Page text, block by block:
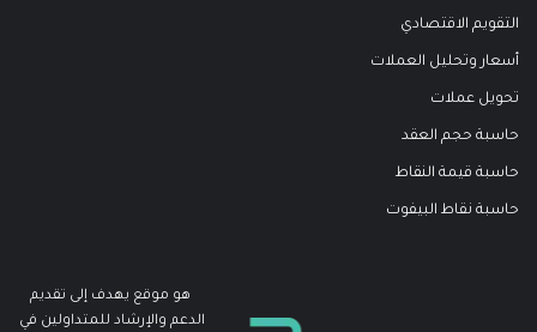
التقويم الاقتصادي
أسعار وتحليل العملات
تحويل عملات
حاسبة حجم العقد
حاسبة قيمة النقاط
حاسبة نقاط البيفوت
هو موقع يهدف إلى تقديم
الدعم والإرشاد للمتداولين في